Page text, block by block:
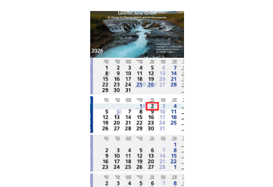
Art.-Nr.: K53189
Verfügbar
Zum Merkzettel hinzufügen